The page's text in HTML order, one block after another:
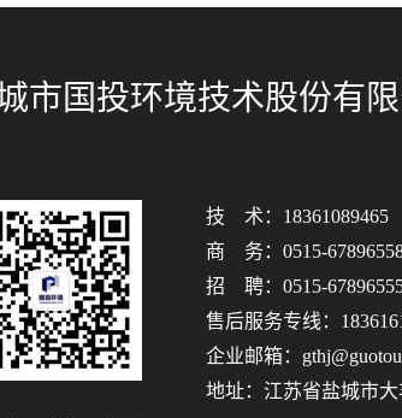
市国投环境技术股份有
技 术：18361089465
商 务：0515-
招 聘：0515-
售后服务专线：
企业邮箱：
地址：江苏省盐城市